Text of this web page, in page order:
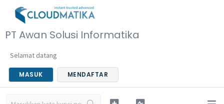
PT Awan Solusi Informatika
Selamat datang
MASUK MENDAFTAR